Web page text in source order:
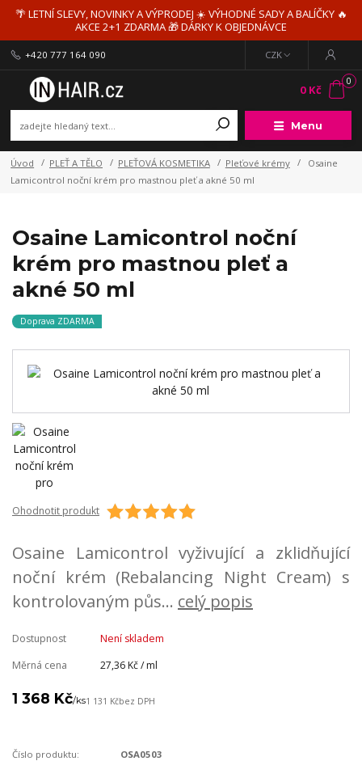
🌴 LETNÍ SLEVY, NOVINKY A VÝPRODEJ ☀️ VÝHODNÉ SADY A BALÍČKY 🔥
AKCE 2+1 ZDARMA 🎁 DÁRKY K OBJEDNÁVCE
Menu
CZK
+420 777 164 090
0
0 Kč
Úvod PLEŤ A TĚLO PLEŤOVÁ KOSMETIKA Pleťové krémy
Osaine
Lamicontrol noční krém pro mastnou pleť a akné 50 ml
Osaine Lamicontrol noční
krém pro mastnou pleť a
akné 50 ml
Doprava ZDARMA
Ohodnotit produkt
Osaine Lamicontrol vyživující a zklidňující
noční krém (Rebalancing Night Cream) s
kontrolovaným půs... celý popis
Dostupnost
Není skladem
Měrná cena
27,36 Kč / ml
1 368 Kč/ks1 131 Kčbez DPH
Číslo produktu:
OSA0503